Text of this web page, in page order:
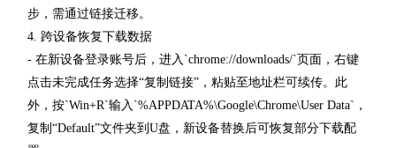
步，需通过链接迁移。
4. 跨设备恢复下载数据
- 在新设备登录账号后，进入`chrome://downloads/`页面，右键
点击未完成任务选择“复制链接”，粘贴至地址栏可续传。此
外，按`Win+R`输入`%APPDATA%\Google\Chrome\User Data`，
复制“Default”文件夹到U盘，新设备替换后可恢复部分下载配